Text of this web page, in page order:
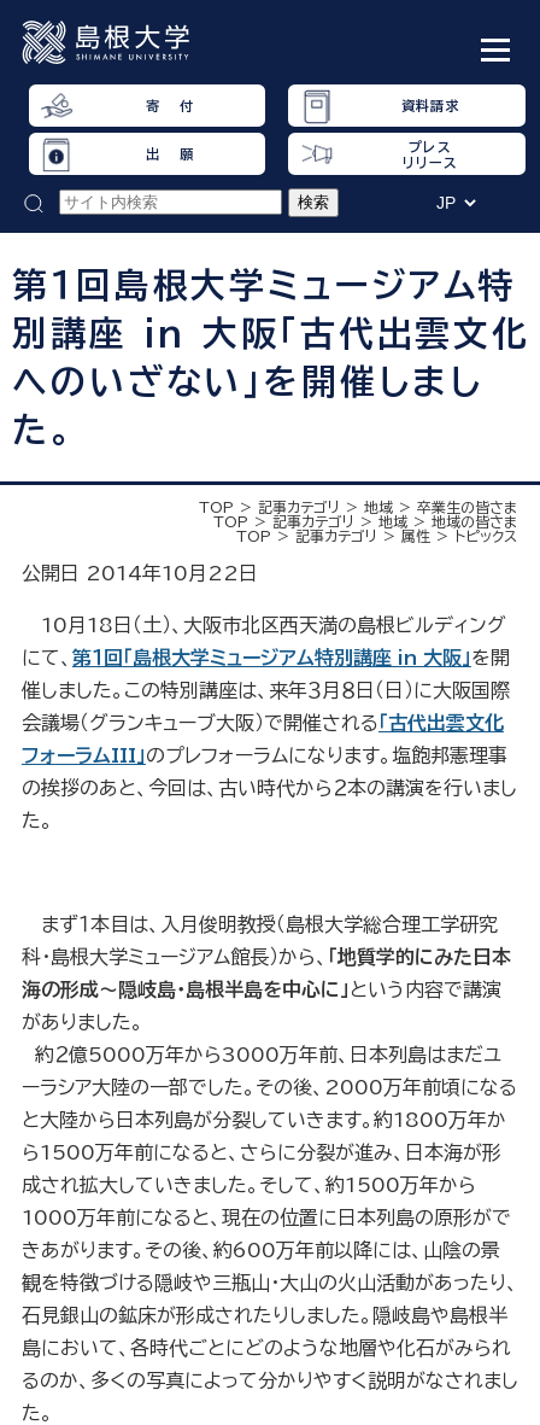
寄 付 資料請求
出 願
プレス
リリース
第１回島根大学ミュージアム特
別講座 in 大阪「古代出雲文化
へのいざない」を開催しまし
た。
TOP 記事カテゴリ 地域
卒業生の皆さま
TOP
記事カテゴリ 地域
地域の皆さま
TOP
記事カテゴリ 属性 トピックス
公開日 2014年10月22日
10月18日（土）、 大阪市北区西天満の島根ビルディング
にて、 第１回「島根大学ミュージアム特別講座 in 大阪」を開
催しました。この特別講座は、来年３月８日（日）に大阪国際
会議場（グランキューブ大阪）で開催される 「古代出雲文化
フォーラムIII」のプレフォーラムになります。塩飽邦憲理事
の挨拶のあと、今回は、古い時代から２本の講演を行いまし
た。
まず１本目は、入月俊明教授（島根大学総合理工学研究
科・島根大学ミュージアム館長）から、
「地質学的にみた日本
海の形成～隠岐島・島根半島を中心に」 という内容で講演
がありました。
約２億5000万年から3000万年前、日本列島はまだユ
ーラシア大陸の一部でした。その後、2000万年前頃になる
と大陸から日本列島が分裂していきます。約1800万年か
ら1500万年前になると、さらに分裂が進み、日本海が形
成され拡大していきました。そして、約1500万年から
1000万年前になると、現在の位置に日本列島の原形がで
きあがります。その後、約600万年前以降には、山陰の景
観を特徴づける隠岐や三瓶山・大山の火山活動があったり、
石見銀山の鉱床が形成されたりしました。隠岐島や島根半
島において、各時代ごとにどのような地層や化石がみられ
るのか、多くの写真によって分かりやすく説明がなされまし
た。